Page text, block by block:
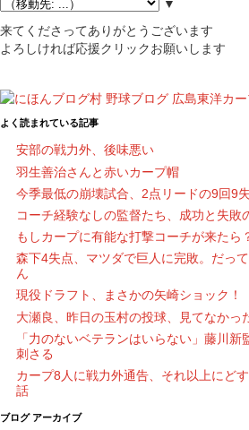
▼
来てくださってありがとうございます
よろしければ応援クリックお願いします
よく読まれている記事
安部の戦力外、後味悪い
羽生善治さんと赤いカープ帽
今季最低の崩壊試合、2点リードの9回9
コーチ経験なしの監督たち、成功と失敗
もしカープに有能な打撃コーチが来たら
森下4失点、マツダで巨人に完敗。だっ
ん
現役ドラフト、まさかの矢崎ショック！
大瀬良、昨日の玉村の投球、見てなかっ
「力のないベテランはいらない」藤川新
刺さる
カープ8人に戦力外通告、それ以上にど
話
ブログ アーカイブ